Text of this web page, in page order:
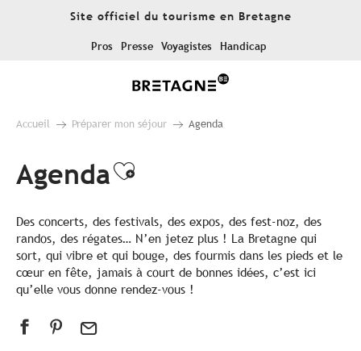
Site officiel du tourisme en Bretagne
Pros Presse Voyagistes Handicap
Accueil Préparer mon séjour Agenda
AgendaAjouter aux favoris
Des concerts, des festivals, des expos, des fest-noz, des
randos, des régates… N’en jetez plus ! La Bretagne qui
sort, qui vibre et qui bouge, des fourmis dans les pieds et le
cœur en fête, jamais à court de bonnes idées, c’est ici
qu’elle vous donne rendez-vous !